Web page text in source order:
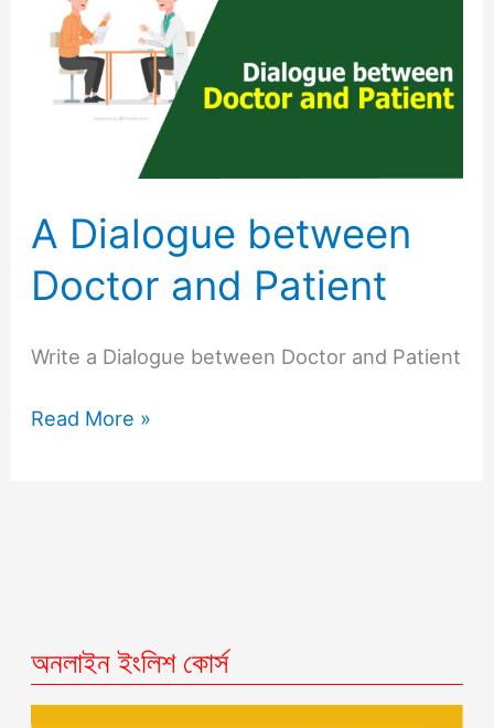
A Dialogue between
Doctor and Patient
Write a Dialogue between Doctor and Patient
between
Doctor
Patient
Read More »
অনলাইন ইংলিশ কোর্স